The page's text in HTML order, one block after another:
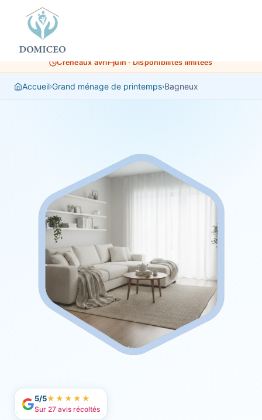
Créneaux avril–juin · Disponibilités limitées
Accueil›Grand ménage de printemps›Bagneux
5/5★★★★★
Sur 27 avis récoltés
Panneau de gestion des cookies